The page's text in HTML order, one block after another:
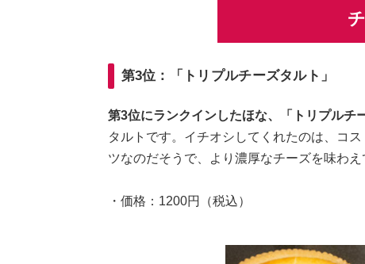
第3位：「トリプルチーズタルト」
第3位にランクインしたほな、「トリプルチ
タルトです。イチオシしてくれたのは、コ
ツなのだそうで、より濃厚なチーズを味わえ
・価格：1200円（税込）